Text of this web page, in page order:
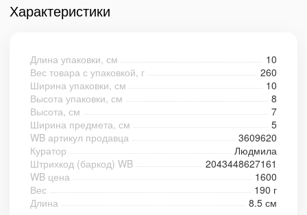
Характеристики
Длина упаковки, см
10
Вес товара с упаковкой, г
260
Ширина упаковки, см
10
Высота упаковки, см
8
Высота, см
7
Ширина предмета, см
5
WB артикул продавца
3609620
Куратор
Людмила
Штрихкод (баркод) WB
2043448627161
WB цена
1600
Вес
190 г
Длина
8.5 см